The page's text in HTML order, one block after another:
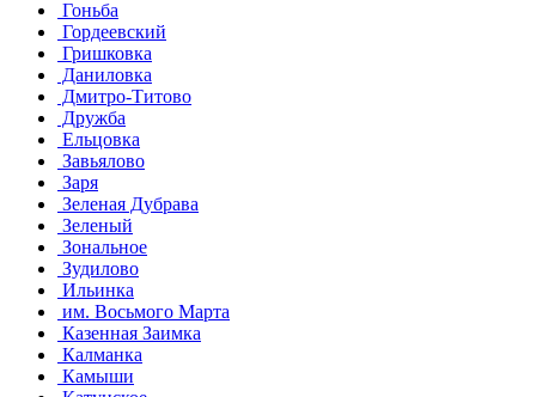
Гоньба
Гордеевский
Гришковка
Даниловка
Дмитро-Титово
Дружба
Ельцовка
Завьялово
Заря
Зеленая Дубрава
Зеленый
Зональное
Зудилово
Ильинка
им. Восьмого Марта
Казенная Заимка
Калманка
Камыши